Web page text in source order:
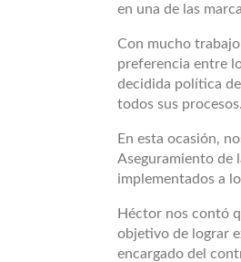
en una de las
Con mucho
preferencia entre
decidida política
todos sus procesos.
En esta ocasión,
Aseguramiento de
implementados a
Héctor nos contó
objetivo de lograr
encargado del